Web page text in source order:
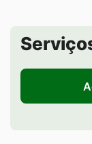
Seção de